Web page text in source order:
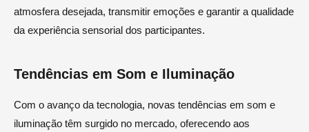
atmosfera desejada, transmitir emoções e garantir a qualidade
da experiência sensorial dos participantes.
Tendências em Som e Iluminação
Com o avanço da tecnologia, novas tendências em som e
iluminação têm surgido no mercado, oferecendo aos